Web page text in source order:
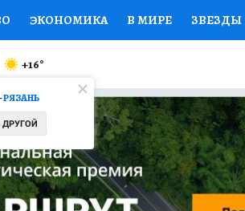
ЭКОНОМИКА В МИРЕ ЗВЕЗДЫ
НАЦИОНАЛЬНЫЕ
Я ЗНАЮ СЕМЬЯ ЖЕНСКИЕ
СПЕЦПРОЕКТЫ
КОНКУРСЫ РАБОТА У НАС
РЯЗАНЬ
ДРУГОЙ
+16°